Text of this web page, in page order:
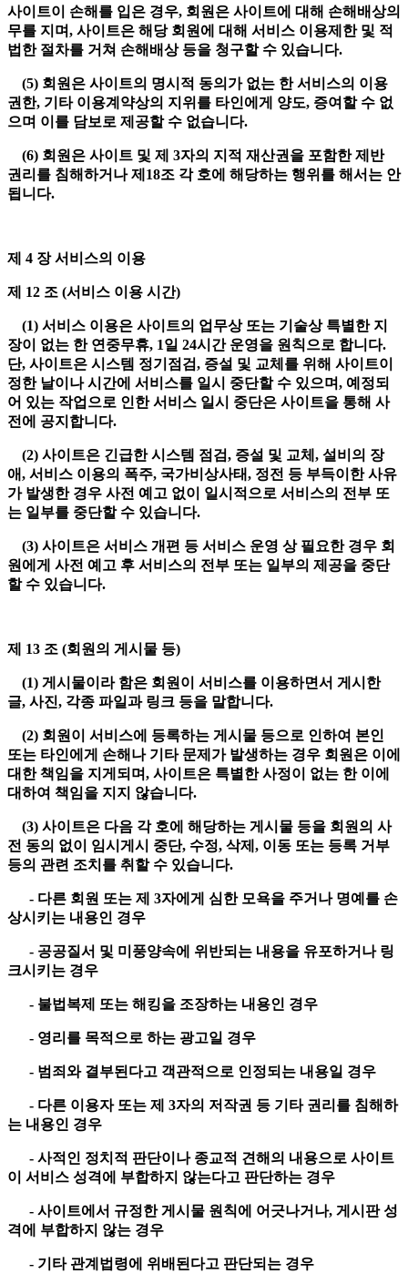
사이트이 손해를 입은 경우, 회원은 사이트에 대해 손해배상의
무를 지며, 사이트은 해당 회원에 대해 서비스 이용제한 및 적
법한 절차를 거쳐 손해배상 등을 청구할 수 있습니다.
(5) 회원은 사이트의 명시적 동의가 없는 한 서비스의 이용
권한, 기타 이용계약상의 지위를 타인에게 양도, 증여할 수 없
으며 이를 담보로 제공할 수 없습니다.
(6) 회원은 사이트 및 제 3자의 지적 재산권을 포함한 제반
권리를 침해하거나 제18조 각 호에 해당하는 행위를 해서는 안
됩니다.
제 4 장 서비스의 이용
제 12 조 (서비스 이용 시간)
(1) 서비스 이용은 사이트의 업무상 또는 기술상 특별한 지
장이 없는 한 연중무휴, 1일 24시간 운영을 원칙으로 합니다.
단, 사이트은 시스템 정기점검, 증설 및 교체를 위해 사이트이
정한 날이나 시간에 서비스를 일시 중단할 수 있으며, 예정되
어 있는 작업으로 인한 서비스 일시 중단은 사이트을 통해 사
전에 공지합니다.
(2) 사이트은 긴급한 시스템 점검, 증설 및 교체, 설비의 장
애, 서비스 이용의 폭주, 국가비상사태, 정전 등 부득이한 사유
가 발생한 경우 사전 예고 없이 일시적으로 서비스의 전부 또
는 일부를 중단할 수 있습니다.
(3) 사이트은 서비스 개편 등 서비스 운영 상 필요한 경우 회
원에게 사전 예고 후 서비스의 전부 또는 일부의 제공을 중단
할 수 있습니다.
제 13 조 (회원의 게시물 등)
(1) 게시물이라 함은 회원이 서비스를 이용하면서 게시한
글, 사진, 각종 파일과 링크 등을 말합니다.
(2) 회원이 서비스에 등록하는 게시물 등으로 인하여 본인
또는 타인에게 손해나 기타 문제가 발생하는 경우 회원은 이에
대한 책임을 지게되며, 사이트은 특별한 사정이 없는 한 이에
대하여 책임을 지지 않습니다.
(3) 사이트은 다음 각 호에 해당하는 게시물 등을 회원의 사
전 동의 없이 임시게시 중단, 수정, 삭제, 이동 또는 등록 거부
등의 관련 조치를 취할 수 있습니다.
- 다른 회원 또는 제 3자에게 심한 모욕을 주거나 명예를 손
상시키는 내용인 경우
- 공공질서 및 미풍양속에 위반되는 내용을 유포하거나 링
크시키는 경우
- 불법복제 또는 해킹을 조장하는 내용인 경우
- 영리를 목적으로 하는 광고일 경우
- 범죄와 결부된다고 객관적으로 인정되는 내용일 경우
- 다른 이용자 또는 제 3자의 저작권 등 기타 권리를 침해하
는 내용인 경우
- 사적인 정치적 판단이나 종교적 견해의 내용으로 사이트
이 서비스 성격에 부합하지 않는다고 판단하는 경우
- 사이트에서 규정한 게시물 원칙에 어긋나거나, 게시판 성
격에 부합하지 않는 경우
- 기타 관계법령에 위배된다고 판단되는 경우